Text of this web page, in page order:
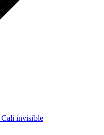
Cali invisible